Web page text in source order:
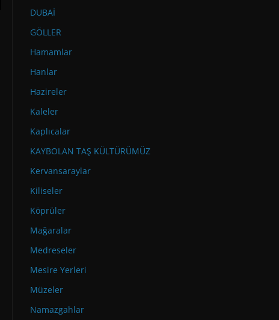
DUBAİ
GÖLLER
Hamamlar
Hanlar
Hazireler
Kaleler
Kaplıcalar
KAYBOLAN TAŞ KÜLTÜRÜMÜZ
Kervansaraylar
Kiliseler
Köprüler
Mağaralar
Medreseler
Mesire Yerleri
Müzeler
Namazgahlar